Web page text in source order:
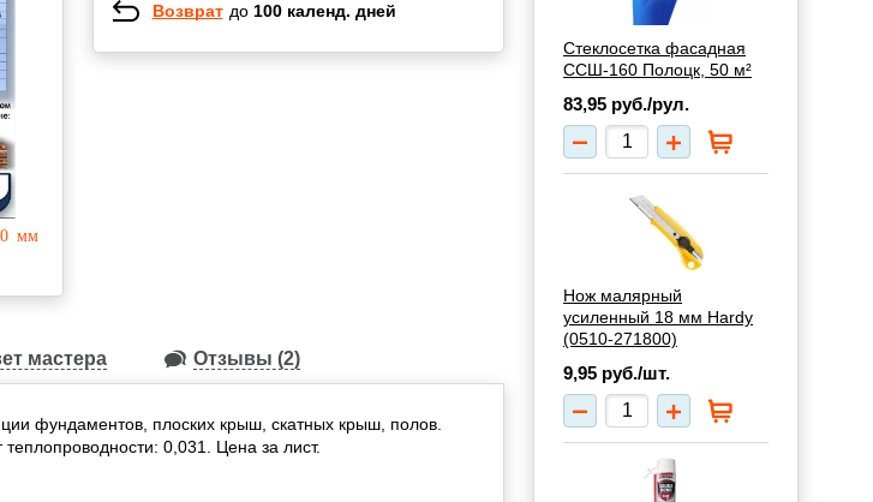
Возврат до 100 календ. дней
мастера Отзывы (2)
фундаментов, плоских крыш, скатных крыш, полов.
0,031. Цена за лист.
Стеклосетка фасадная
ССШ-160 Полоцк, 50 м²
83,95 руб./рул.
Нож малярный
усиленный 18 мм Hardy
(0510-271800)
9,95 руб./шт.